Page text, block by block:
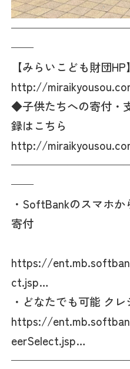
——
【みらいこども財団HP】
http://
◆子供たちへの寄付・
録はこちら
http://
——
・SoftBankのスマホ
寄付
https://
ct.jsp…
・どなたでも可能 ク
https://
eerSelect.jsp…